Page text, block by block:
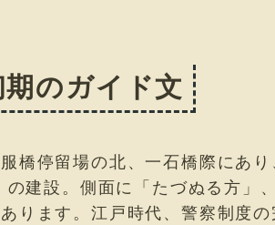
期のガイド文
橋停留場の北、一石橋際にあ
の建設。側面に「たづぬる方
ります。江戸時代、警察制度